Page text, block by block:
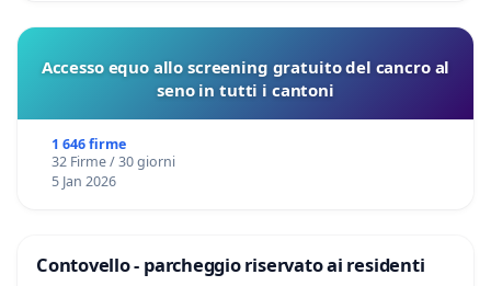
Accesso equo allo screening gratuito del cancro al
seno in tutti i cantoni
1 646 firme
32 Firme / 30 giorni
5 Jan 2026
Contovello - parcheggio riservato ai residenti